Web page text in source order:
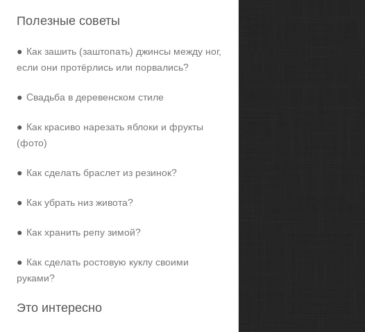
Полезные советы
● Как зашить (заштопать) джинсы между ног,
если они протёрлись или порвались?
● Свадьба в деревенском стиле
● Как красиво нарезать яблоки и фрукты
(фото)
● Как сделать браслет из резинок?
● Как убрать низ живота?
● Как хранить репу зимой?
● Как сделать ростовую куклу своими
руками?
Это интересно